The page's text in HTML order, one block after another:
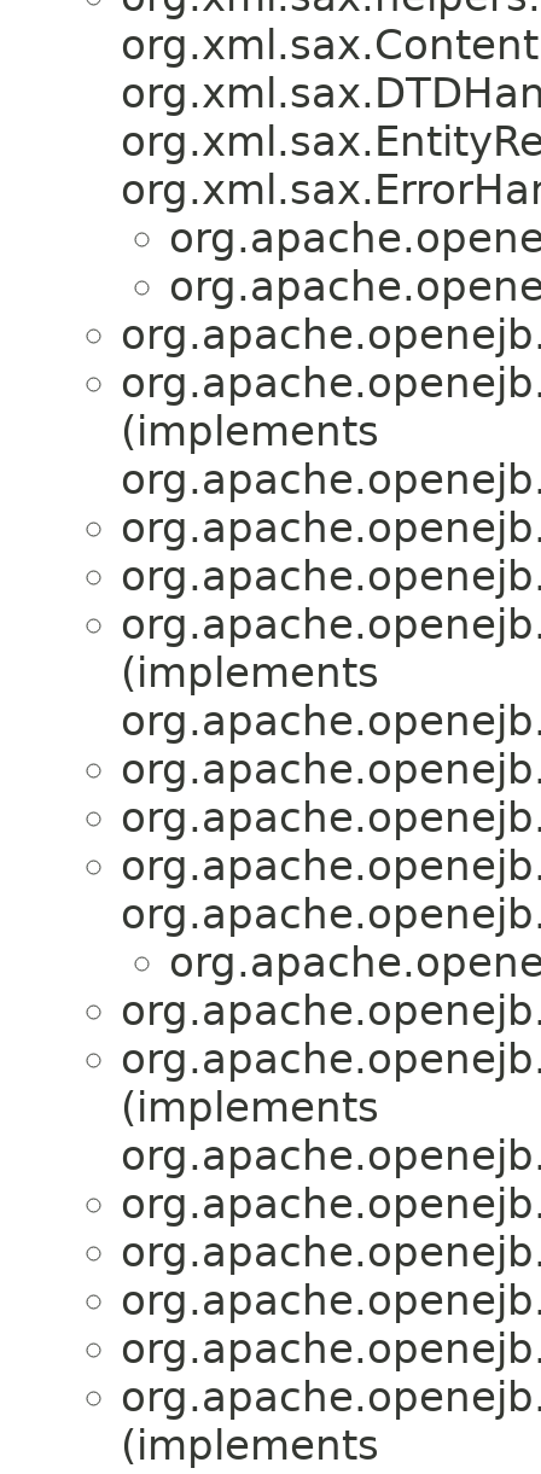
(implements
(implements
(implements
(implements